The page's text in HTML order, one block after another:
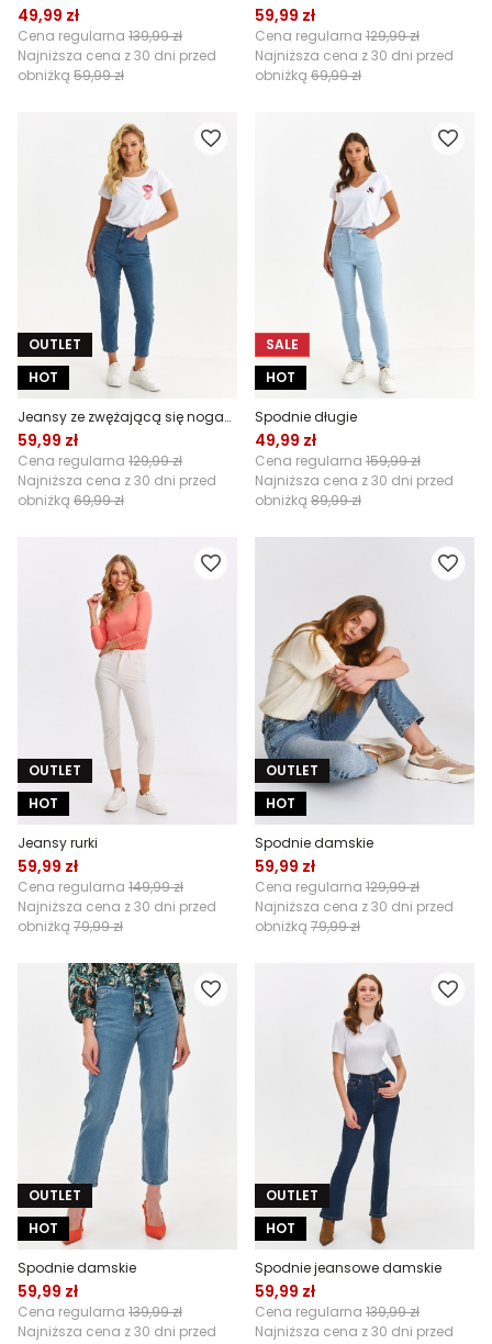
49,99 zł
Cena regularna 139,99 zł
Najniższa cena z 30 dni przed
obniżką 59,99 zł
59,99 zł
Cena regularna 129,99 zł
Najniższa cena z 30 dni przed
obniżką 69,99 zł
OUTLET
HOT
Jeansy ze zwężającą się nogawką
59,99 zł
Cena regularna 129,99 zł
Najniższa cena z 30 dni przed
obniżką 69,99 zł
SALE
HOT
Spodnie długie
49,99 zł
Cena regularna 159,99 zł
Najniższa cena z 30 dni przed
obniżką 89,99 zł
OUTLET
HOT
Jeansy rurki
59,99 zł
Cena regularna 149,99 zł
Najniższa cena z 30 dni przed
obniżką 79,99 zł
OUTLET
HOT
Spodnie damskie
59,99 zł
Cena regularna 129,99 zł
Najniższa cena z 30 dni przed
obniżką 79,99 zł
OUTLET
HOT
Spodnie damskie
59,99 zł
Cena regularna 139,99 zł
Najniższa cena z 30 dni przed
OUTLET
HOT
Spodnie jeansowe damskie
59,99 zł
Cena regularna 139,99 zł
Najniższa cena z 30 dni przed